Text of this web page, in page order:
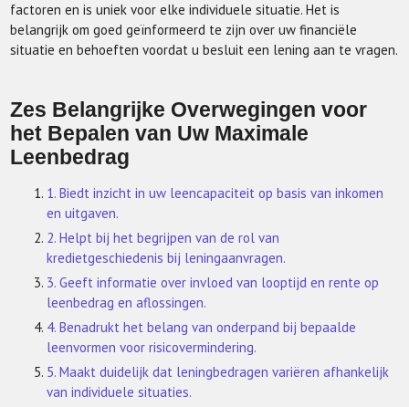
factoren en is uniek voor elke individuele situatie. Het is
belangrijk om goed geïnformeerd te zijn over uw financiële
situatie en behoeften voordat u besluit een lening aan te vragen.
Zes Belangrijke Overwegingen voor
het Bepalen van Uw Maximale
Leenbedrag
1. Biedt inzicht in uw leencapaciteit op basis van inkomen
en uitgaven.
2. Helpt bij het begrijpen van de rol van
kredietgeschiedenis bij leningaanvragen.
3. Geeft informatie over invloed van looptijd en rente op
leenbedrag en aflossingen.
4. Benadrukt het belang van onderpand bij bepaalde
leenvormen voor risicovermindering.
5. Maakt duidelijk dat leningbedragen variëren afhankelijk
van individuele situaties.